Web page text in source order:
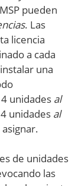
pueden
. Las
licencia
a cada
una
unidades al
unidades al
de unidades
las